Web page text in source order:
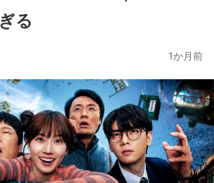
る
1か月前